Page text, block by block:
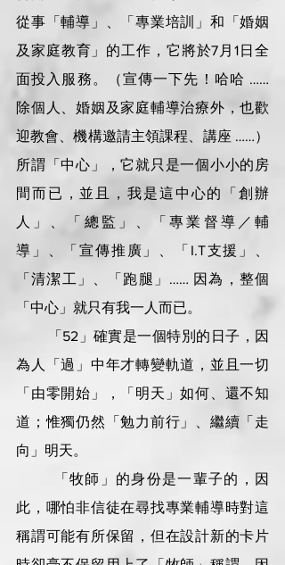
從事「輔導」、「專業培訓」和「婚姻
及家庭教育」的工作，它將於7月1日全
面投入服務。（宣傳一下先！哈哈 ……
除個人、婚姻及家庭輔導治療外，也歡
迎教會、機構邀請主領課程、講座 ……）
所謂「中心」，它就只是一個小小的房
間而已，並且，我是這中心的「創辦
人」、「總監」、「專業督導／輔
導」、「宣傳推廣」、「I.T支援」、
「清潔工」、「跑腿」…… 因為，整個
「中心」就只有我一人而已。
「52」確實是一個特別的日子，因
為人「過」中年才轉變軌道，並且一切
「由零開始」，「明天」如何、還不知
道；惟獨仍然「勉力前行」、繼續「走
向」明天。
「牧師」的身份是一輩子的，因
此，哪怕非信徒在尋找專業輔導時對這
稱謂可能有所保留，但在設計新的卡片